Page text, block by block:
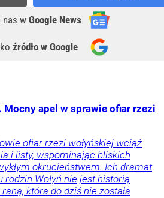
nas w Google News
źródło w Google
Mocny apel w sprawie ofiar rzezi
ofiar rzezi wołyńskiej wciąż
i listy, wspominając bliskich
okrucieństwem. Ich dramat
Wołyń nie jest historią
która do dziś nie została